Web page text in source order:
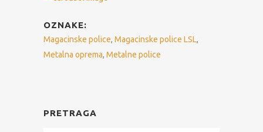
OZNAKE:
Magacinske police, Magacinske police LSL,
Metalna oprema, Metalne police
PRETRAGA